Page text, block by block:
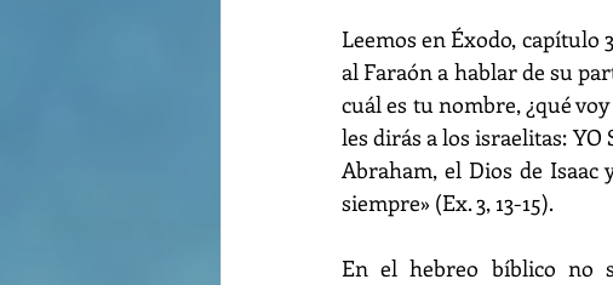
Leemos en Éxodo, capítulo
al Faraón a hablar de su
cuál es tu nombre, ¿qué voy
les dirás a los israelitas: YO
Abraham, el Dios de Isaac
siempre» (Ex. 3, 13-15).
En el hebreo bíblico no